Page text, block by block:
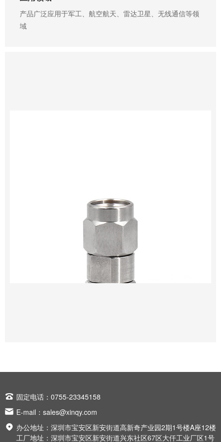
产品广泛应用于军工、航空航天、雷达卫星、无线通信等领
域
 固定电话：0755-23345158
 E-mail： sales@xinqy.com
 办公地址：深圳市宝安区新安街道高新奇产业园2期1号楼A座12楼
工厂地址：深圳市宝安区新安街道兴东社区67区大仟工业厂区1号